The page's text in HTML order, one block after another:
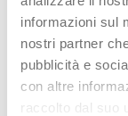
informazioni sul
nostri partner
pubblicità e
con altre
raccolto dal suo